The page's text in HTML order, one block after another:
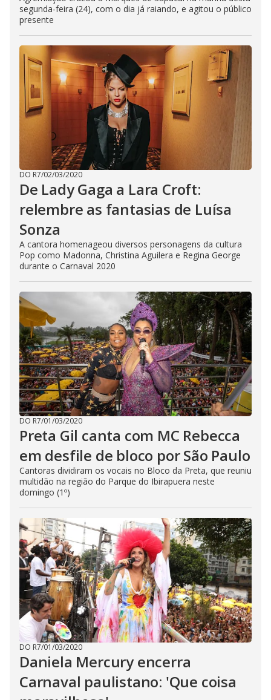
segunda-feira (24), com o dia já raiando, e agitou o público
presente
DO R7/02/03/2020
De Lady Gaga a Lara Croft:
relembre as fantasias de Luísa
Sonza
A cantora homenageou diversos personagens da cultura
Pop como Madonna, Christina Aguilera e Regina George
durante o Carnaval 2020
DO R7/01/03/2020
Preta Gil canta com MC Rebecca
em desfile de bloco por São Paulo
Cantoras dividiram os vocais no Bloco da Preta, que reuniu
multidão na região do Parque do Ibirapuera neste
domingo (1º)
DO R7/01/03/2020
Daniela Mercury encerra
Carnaval paulistano: 'Que coisa